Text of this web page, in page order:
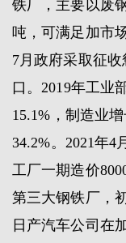
铁厂，主要以废
吨，可满足加市
7月政府采取征
口。2019年工业
15.1%，制造业
34.2%。2021年4
工厂一期造价
第三大钢铁厂，
日产汽车公司在